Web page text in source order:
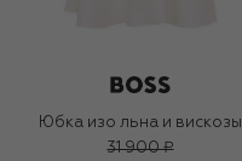
Юбка изо льна и вискозы
31 900 ₽